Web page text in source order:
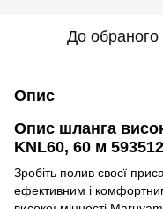
До обраного
Опис
Опис шланга
KNL60, 60 м 593512
Зробіть полив своєї
ефективним і